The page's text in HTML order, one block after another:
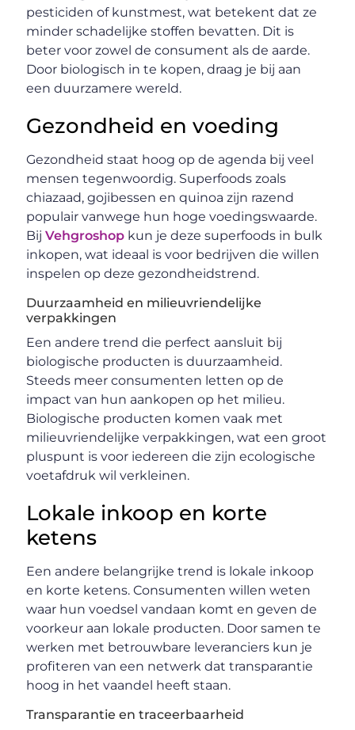
pesticiden of kunstmest, wat betekent dat ze
minder schadelijke stoffen bevatten. Dit is
beter voor zowel de consument als de aarde.
Door biologisch in te kopen, draag je bij aan
een duurzamere wereld.
Gezondheid en voeding
Gezondheid staat hoog op de agenda bij veel
mensen tegenwoordig. Superfoods zoals
chiazaad, gojibessen en quinoa zijn razend
populair vanwege hun hoge voedingswaarde.
BijVehgroshop kun je deze superfoods in bulk
inkopen, wat ideaal is voor bedrijven die willen
inspelen op deze gezondheidstrend.
Duurzaamheid en milieuvriendelijke
verpakkingen
Een andere trend die perfect aansluit bij
biologische producten is duurzaamheid.
Steeds meer consumenten letten op de
impact van hun aankopen op het milieu.
Biologische producten komen vaak met
milieuvriendelijke verpakkingen, wat een groot
pluspunt is voor iedereen die zijn ecologische
voetafdruk wil verkleinen.
Lokale inkoop en korte
ketens
Een andere belangrijke trend is lokale inkoop
en korte ketens. Consumenten willen weten
waar hun voedsel vandaan komt en geven de
voorkeur aan lokale producten. Door samen te
werken met betrouwbare leveranciers kun je
profiteren van een netwerk dat transparantie
hoog in het vaandel heeft staan.
Transparantie en traceerbaarheid